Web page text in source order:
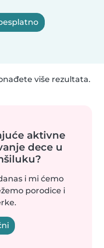
više rezultata.
aktivne
dece u
i mi ćemo
porodice i